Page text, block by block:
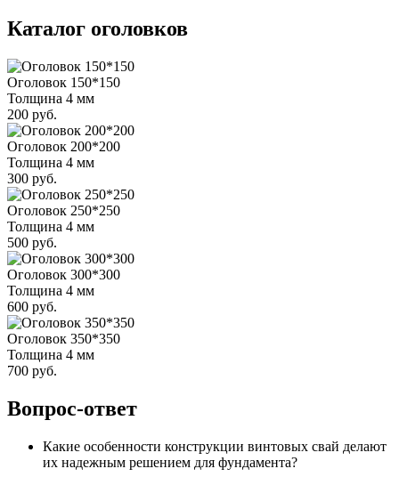
Каталог оголовков
Оголовок 150*150
Толщина 4 мм
200 руб.
Оголовок 200*200
Толщина 4 мм
300 руб.
Оголовок 250*250
Толщина 4 мм
500 руб.
Оголовок 300*300
Толщина 4 мм
600 руб.
Оголовок 350*350
Толщина 4 мм
700 руб.
Вопрос-ответ
Какие особенности конструкции винтовых свай делают
их надежным решением для фундамента?